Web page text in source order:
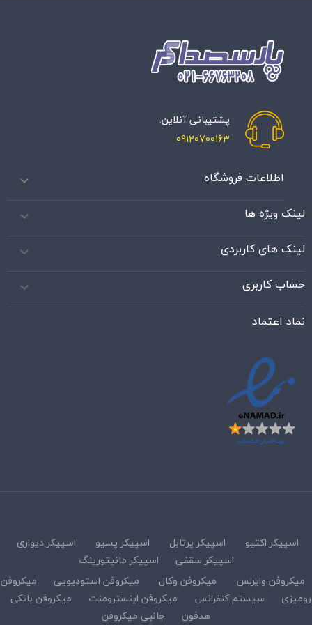
پشتیبانی آنلاین:
09120700163
اطلاعات فروشگاه 
لینک ویژه ها 
لینک های کاربردی 
حساب کاربری 
نماد اعتماد
اسپیکر اکتیو اسپیکر پرتابل اسپیکر پسیو
اسپیکر دیواری
اسپیکر سقفی
اسپیکر مانیتورینگ
میکروفن وایرلس
میکروفن وکال میکروفن استودیویی
میکروفن
رومیزی
سیستم کنفرانس میکروفن اینسترومنت
میکروفن بانکی
هدفون
جانبی میکروفن